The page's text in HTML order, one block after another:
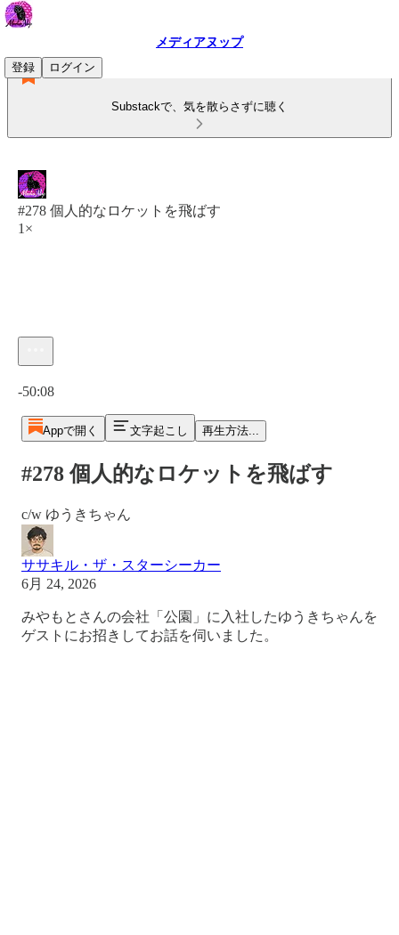
メディアヌップ
登録
ログイン
Substackで、気を散らさずに聴く
#278 個人的なロケットを飛ばす
1×
-50:08
Appで開く 文字起こし 再生方法...
#278 個人的なロケットを飛ばす
c/w ゆうきちゃん
ササキル・ザ・スターシーカー
6月 24, 2026
みやもとさんの会社「公園」に入社したゆうきちゃんを
ゲストにお招きしてお話を伺いました。